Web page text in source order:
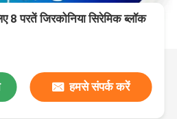
8 परतें जिरकोनिया सिरेमिक ब्लॉक
हमसे संपर्क करें